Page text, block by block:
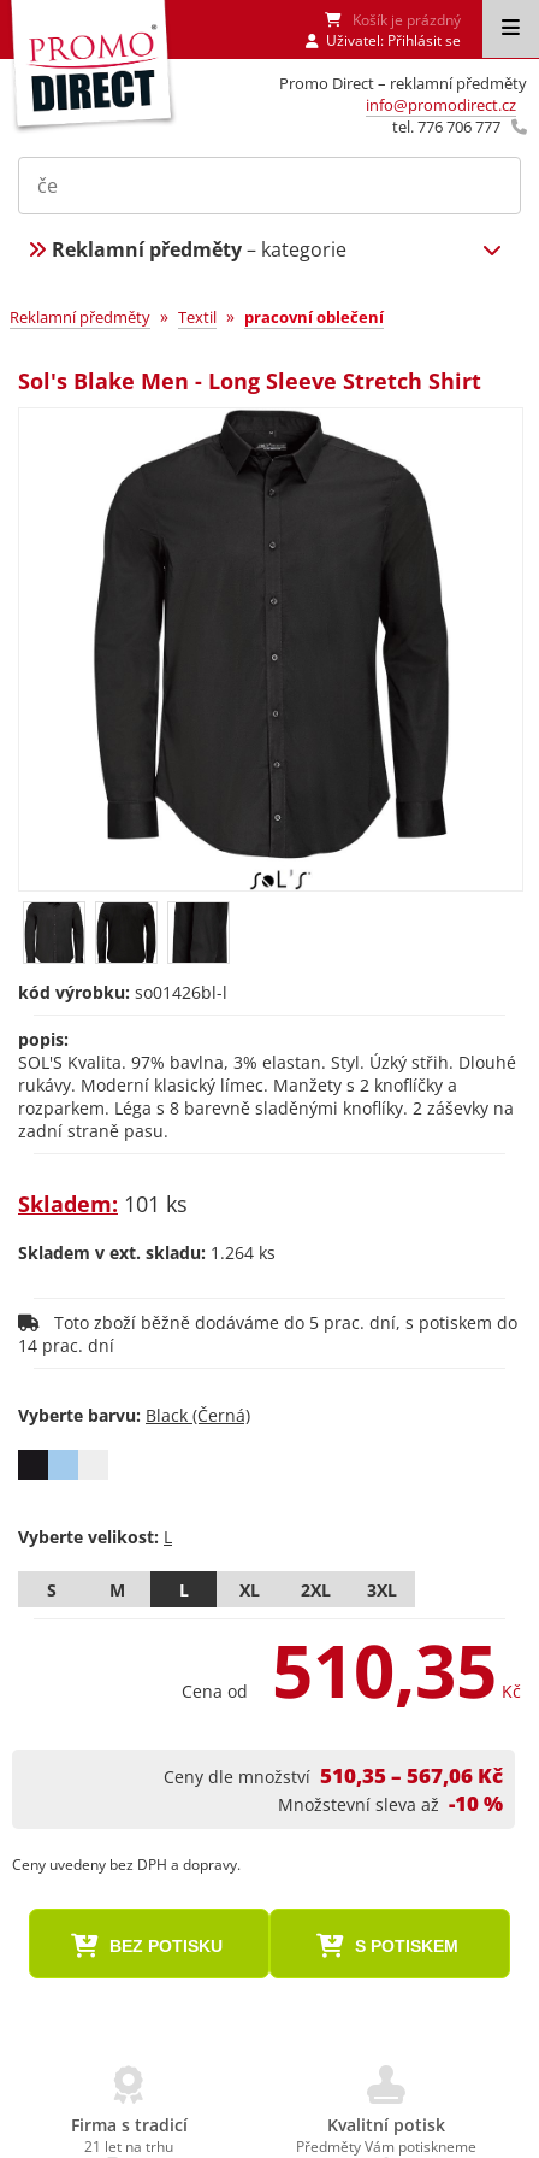
Promo Direct – reklamní předměty
info@promodirect.cz
tel. 776 706 777
Košík je prázdný
Uživatel: Přihlásit se
Reklamní předměty– kategorie
Reklamní předměty » Textil » pracovní oblečení
Sol's Blake Men - Long Sleeve Stretch Shirt
kód výrobku: so01426bl-l
popis:
SOL'S Kvalita. 97% bavlna, 3% elastan. Styl. Úzký střih. Dlouhé
rukávy. Moderní klasický límec. Manžety s 2 knoflíčky a
rozparkem. Léga s 8 barevně sladěnými knoflíky. 2 záševky na
zadní straně pasu.
Skladem: 101 ks
Skladem v ext. skladu: 1.264 ks
14 prac. dní
Vyberte barvu:
Vyberte velikost:
S M L XL 2XL 3XL
Cena od 510,35 Kč
Ceny dle množství 510,35 – 567,06 Kč
Množstevní sleva až -10 %
Ceny uvedeny bez DPH a dopravy.
BEZ POTISKU S POTISKEM
Firma s tradicí
21 let na trhu
Kvalitní potisk
Předměty Vám potiskneme